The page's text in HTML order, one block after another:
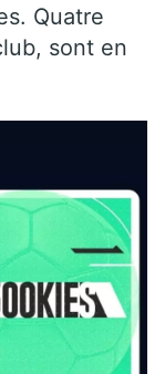
Quatre
sont en